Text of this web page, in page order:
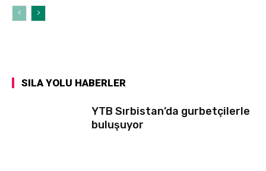
SILA YOLU HABERLER
YTB Sırbistan’da gurbetçilerle
buluşuyor